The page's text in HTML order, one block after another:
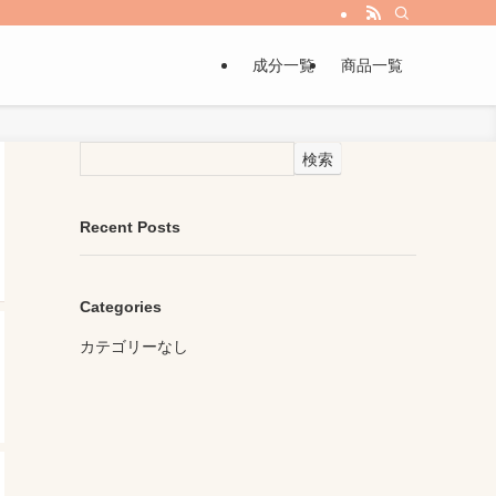
成分一覧 商品一覧
検索
Recent Posts
Categories
カテゴリーなし